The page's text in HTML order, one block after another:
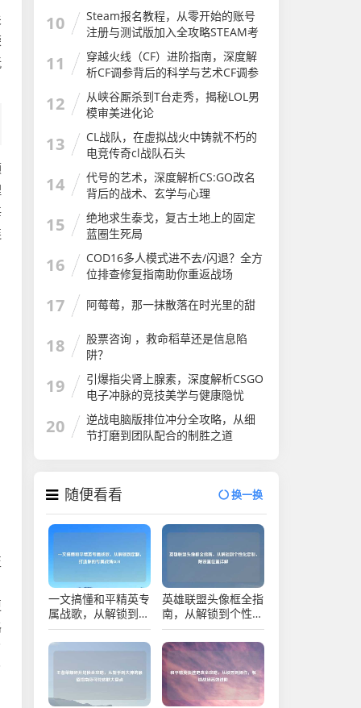
10
Steam报名教程，从零开始的账号
注册与测试版加入全攻略STEAM考
试
11
穿越火线（CF）进阶指南，深度解
析CF调参背后的科学与艺术CF调参
软件
12
从峡谷厮杀到T台走秀，揭秘LOL男
模审美进化论
13
CL战队，在虚拟战火中铸就不朽的
电竞传奇cl战队石头
14
代号的艺术，深度解析CS:GO改名
背后的战术、玄学与心理
15
绝地求生泰戈，复古土地上的固定
蓝圈生死局
16
COD16多人模式进不去/闪退？全方
位排查修复指南助你重返战场
17 阿莓莓，那一抹散落在时光里的甜
18
股票咨询 ，救命稻草还是信息陷
阱？
19
引爆指尖肾上腺素，深度解析CSGO
电子冲脉的竞技美学与健康隐忧
20
逆战电脑版排位冲分全攻略，从细
节打磨到团队配合的制胜之道
随便看看 换一换
一文搞懂和平精英专
属战歌，从解锁到定
制，打造你的专属战
场BGM
英雄联盟头像框全指
南，从解锁到个性化
定制，附设置位置详
解